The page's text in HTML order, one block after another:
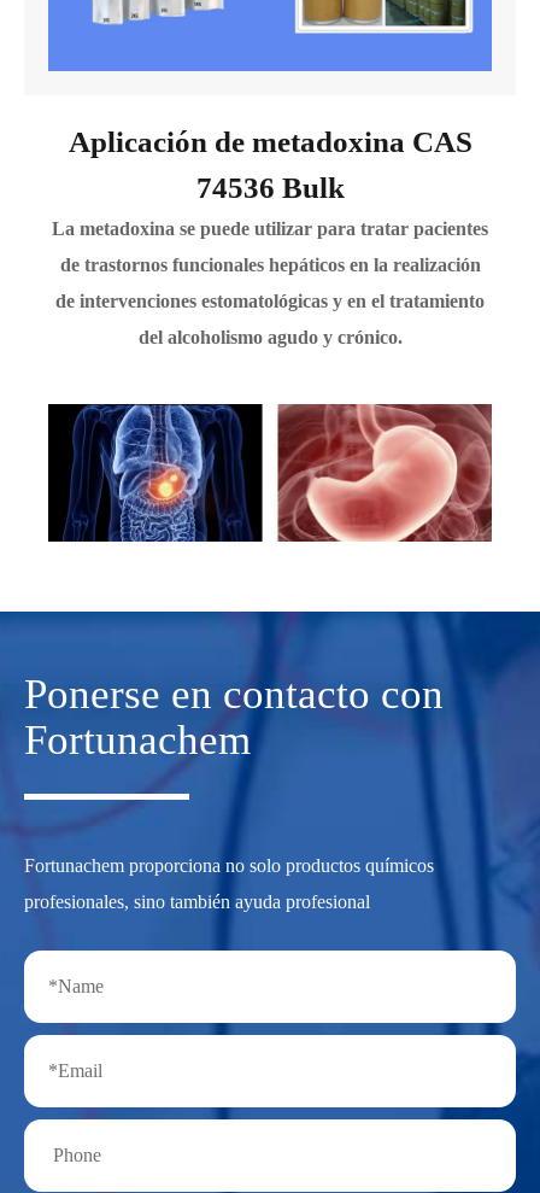
Aplicación de metadoxina CAS
74536 Bulk
La metadoxina se puede utilizar para tratar pacientes
de trastornos funcionales hepáticos en la realización
de intervenciones estomatológicas y en el tratamiento
del alcoholismo agudo y crónico.
Ponerse en contacto con
Fortunachem
Fortunachem proporciona no solo productos químicos
profesionales, sino también ayuda profesional